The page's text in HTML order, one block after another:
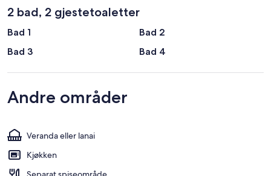
2 bad, 2 gjestetoaletter
Bad 1
Bad 2
Bad 3
Bad 4
Andre områder
Veranda eller lanai
Kjøkken